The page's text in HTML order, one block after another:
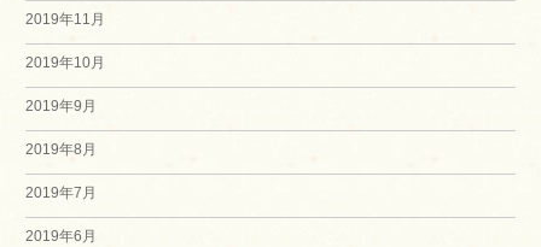
2019年11月
2019年10月
2019年9月
2019年8月
2019年7月
2019年6月